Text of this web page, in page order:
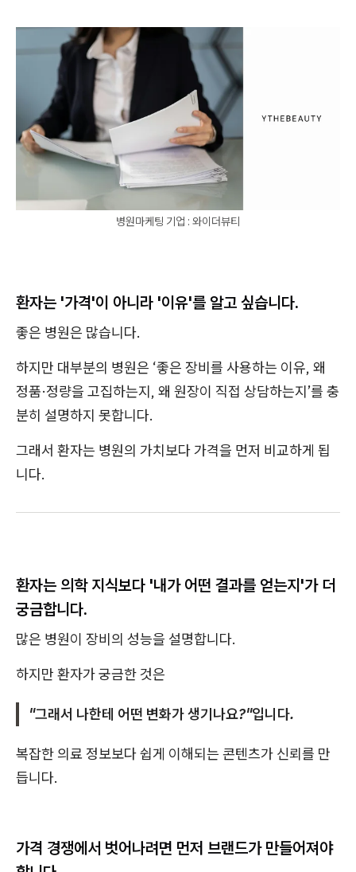
병원마케팅 기업 : 와이더뷰티
환자는 '가격'이 아니라 '이유'를 알고 싶습니다.
좋은 병원은 많습니다.
하지만 대부분의 병원은 ‘좋은 장비를 사용하는 이유, 왜
정품·정량을 고집하는지, 왜 원장이 직접 상담하는지’를 충
분히 설명하지 못합니다.
그래서 환자는 병원의 가치보다 가격을 먼저 비교하게 됩
니다.
환자는 의학 지식보다 '내가 어떤 결과를 얻는지'가 더
궁금합니다.
많은 병원이 장비의 성능을 설명합니다.
하지만 환자가 궁금한 것은
"그래서 나한테 어떤 변화가 생기나요?"입니다.
복잡한 의료 정보보다 쉽게 이해되는 콘텐츠가 신뢰를 만
듭니다.
가격 경쟁에서 벗어나려면 먼저 브랜드가 만들어져야